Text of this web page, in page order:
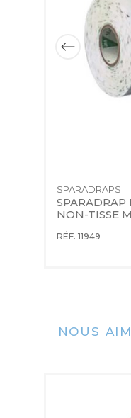
SPARADRAPS
NON-TISSE
RÉF. 11949
NOUS